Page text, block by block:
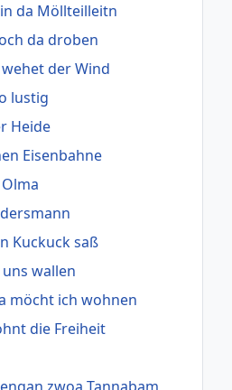
da Möllteilleitn
da droben
der Wind
lustig
Heide
Eisenbahne
Kuckuck saß
wallen
möcht ich wohnen
die Freiheit